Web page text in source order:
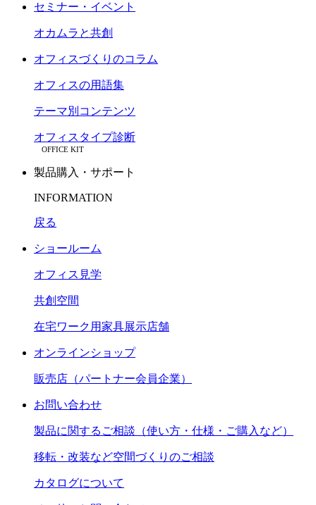
セミナー・イベント
オカムラと共創
オフィスづくりのコラム
オフィスの用語集
テーマ別コンテンツ
オフィスタイプ診断
OFFICE KIT
製品購入・サポート
INFORMATION
戻る
ショールーム
オフィス見学
共創空間
在宅ワーク用家具展示店舗
オンラインショップ
販売店（パートナー会員企業）
お問い合わせ
製品に関するご相談（使い方・仕様・ご購入など）
移転・改装など空間づくりのご相談
カタログについて